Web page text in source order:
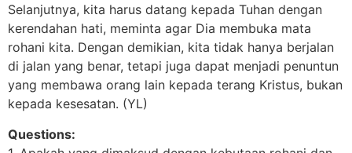
Selanjutnya, kita harus datang kepada Tuhan dengan
kerendahan hati, meminta agar Dia membuka mata
rohani kita. Dengan demikian, kita tidak hanya berjalan
di jalan yang benar, tetapi juga dapat menjadi penuntun
yang membawa orang lain kepada terang Kristus, bukan
kepada kesesatan. (YL)
Questions: